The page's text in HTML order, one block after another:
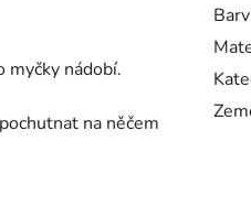
myčky nádobí.
na něčem